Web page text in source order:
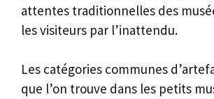
attentes traditionnelles des
les visiteurs par l’inattendu.
Les catégories communes
que l’on trouve dans les petits